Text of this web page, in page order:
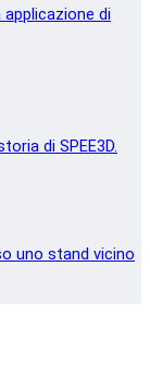
di
di SPEE3D.
uno stand vicino